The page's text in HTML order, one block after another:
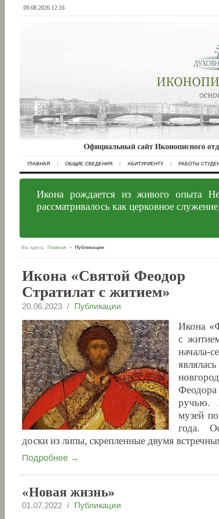
09.08.2026 12:16
Официальный сайт Иконописного
ГЛАВНАЯ ОБЩИЕ СВЕДЕНИЯ АБИТУРИЕНТУ РАБОТЫ
Икона рождается из живого опыта
рассматривалось как церковное
Вы здесь: Главная > Публикации
Икона «Святой Феодор
Стратилат с житием»
20.06.2023 / Публикации
Икона
с
начала-
ручью.
музей
года.
доски из липы, скрепленные двумя
Подробнее →
«Новая жизнь»
01.07.2022 / Публикации